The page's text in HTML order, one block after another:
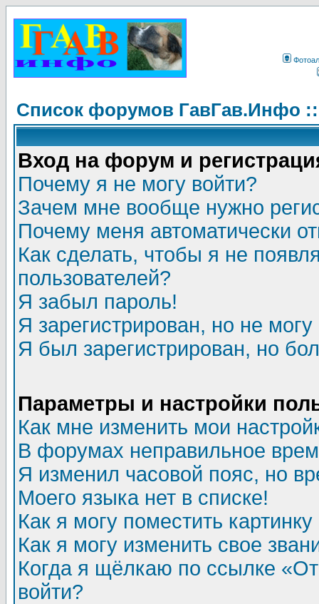
Список форумов ГавГав.Инфо
Вход на форум и
Почему я не могу войти?
Зачем мне вообще нужно
Почему меня автоматически
Как сделать, чтобы я не
пользователей?
Я забыл пароль!
Я зарегистрирован, но не могу
Я был зарегистрирован, но
Параметры и настройки
Как мне изменить мои
В форумах неправильное
Я изменил часовой пояс, но
Моего языка нет в списке!
Как я могу поместить
Как я могу изменить свое
Когда я щёлкаю по ссылке
войти?